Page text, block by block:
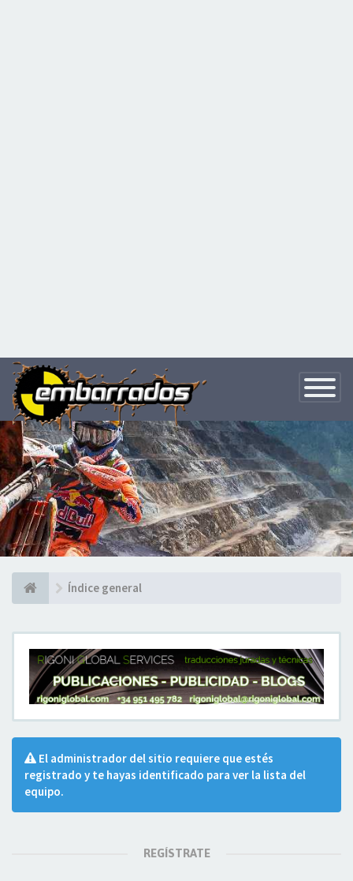
Toggle
Índice general
El administrador del sitio requiere que estés
registrado y te hayas identificado para ver la lista del
equipo.
REGÍSTRATE